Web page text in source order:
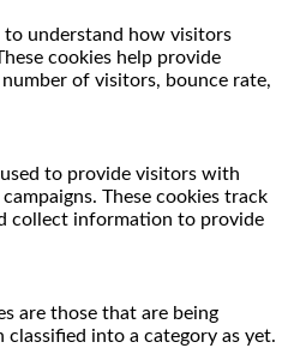
to understand how visitors
cookies help provide
of visitors, bounce rate,
to provide visitors with
These cookies track
collect information to provide
are those that are being
classified into a category as yet.